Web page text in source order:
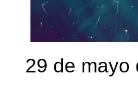
29 de mayo